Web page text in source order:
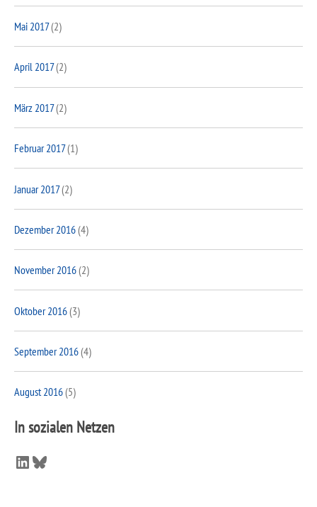
Mai 2017(2)
April 2017(2)
März 2017(2)
Februar 2017(1)
Januar 2017(2)
Dezember 2016(4)
November 2016(2)
Oktober 2016(3)
September 2016(4)
August 2016(5)
In sozialen Netzen
LinkedIn
Bluesky